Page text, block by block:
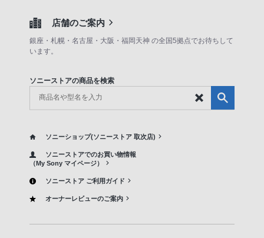
店舗のご案内
銀座・札幌・名古屋・大阪・福岡天神 の全国5拠点でお待ちして
います。
ソニーストアの商品を検索
ソニーショップ(ソニーストア 取次店)
ソニーストアでのお買い物情報
（My Sony マイページ）
ソニーストア ご利用ガイド
オーナーレビューのご案内